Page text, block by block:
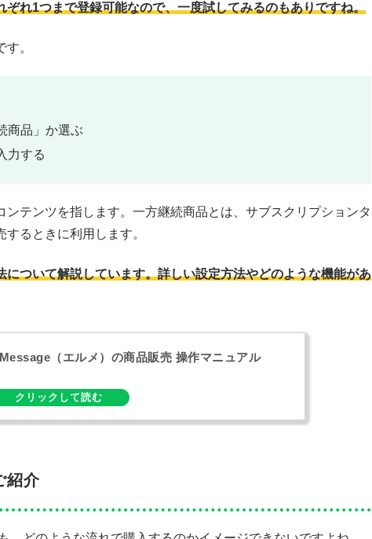
れ1つまで登録可能なので、一度試してみるのもありですね。
。
商品」か選ぶ
力する
テンツを指します。一方継続商品とは、サブスクリプションタ
るときに利用します。
ついて解説しています。詳しい設定方法やどのような機能があ
（エルメ）の商品販売 操作マニュアル
紹介